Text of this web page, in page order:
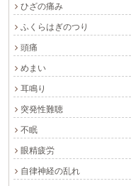
ひざの痛み
ふくらはぎのつり
頭痛
めまい
耳鳴り
突発性難聴
不眠
眼精疲労
自律神経の乱れ